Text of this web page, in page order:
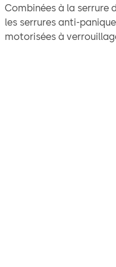
Combinées à la serrure
les serrures anti-
motorisées à
déverrouillage anti-
Reserve intégré. Grâce
battant s’ouvre en un
verrouillage mécanique
verrouillage sûr dès
fonctionnement :
BUS CAN/DCW® p. ex.
autonome avec
(uniquement ouvert/
supplémentaire, l’état
messages d’erreur
Cette combinaison de